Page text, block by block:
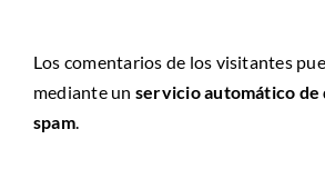
Los comentarios de los visitantes
mediante un servicio automático de
spam.